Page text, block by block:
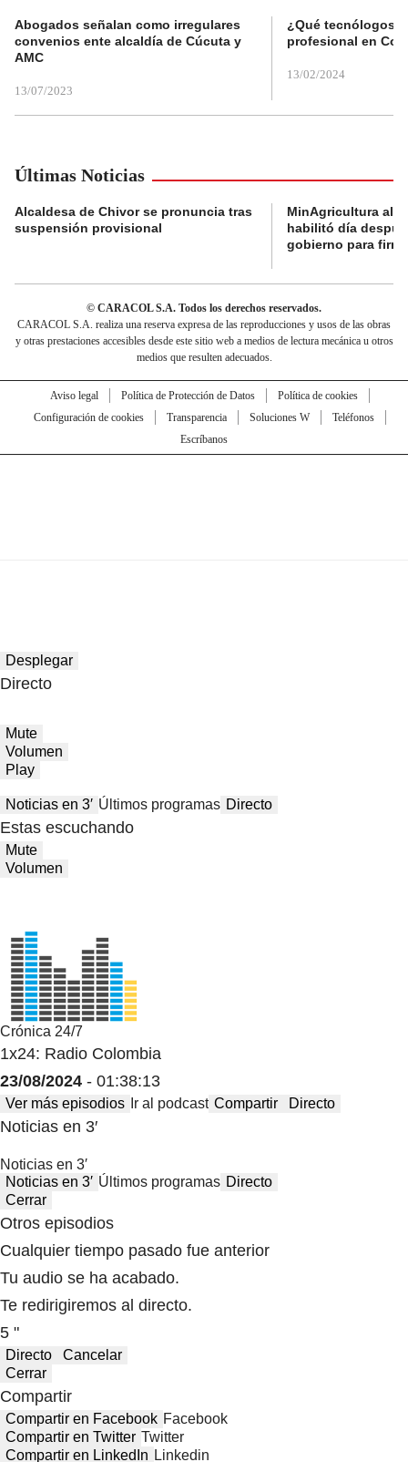
Abogados señalan como irregulares
convenios ente alcaldía de Cúcuta y
AMC
13/07/2023
¿Qué tecnólogos
profesional en
13/02/2024
Últimas Noticias
Alcaldesa de Chivor se pronuncia tras
suspensión provisional
MinAgricultura
habilitó día
gobierno para
© CARACOL S.A. Todos los derechos reservados.
CARACOL S.A. realiza una reserva expresa de las reproducciones y usos de las obras
y otras prestaciones accesibles desde este sitio web a medios de lectura mecánica u otros
medios que resulten adecuados.
Aviso legal Política de Protección de Datos
Política de cookies
Configuración de cookies
Transparencia Soluciones W
Teléfonos
Escríbanos
Desplegar
Directo
Mute
Volumen
Play
Noticias en 3′ Últimos programas Directo
Estas escuchando
Mute
Volumen
Crónica 24/7
1x24: Radio Colombia
23/08/2024 - 01:38:13
Ver más episodios Ir al podcast Compartir Directo
Noticias en 3′
Noticias en 3′
Noticias en 3′ Últimos programas Directo
Cerrar
Otros episodios
Cualquier tiempo pasado fue anterior
Tu audio se ha acabado.
Te redirigiremos al directo.
5 "
Directo
Cancelar
Cerrar
Compartir
Compartir en Facebook Facebook
Compartir en Twitter Twitter
Compartir en LinkedIn Linkedin